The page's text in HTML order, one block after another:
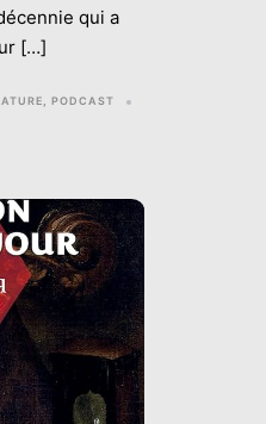
qui a
[…]
PODCAST